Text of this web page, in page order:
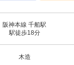
阪神本線 千船駅
駅徒歩18分
木造